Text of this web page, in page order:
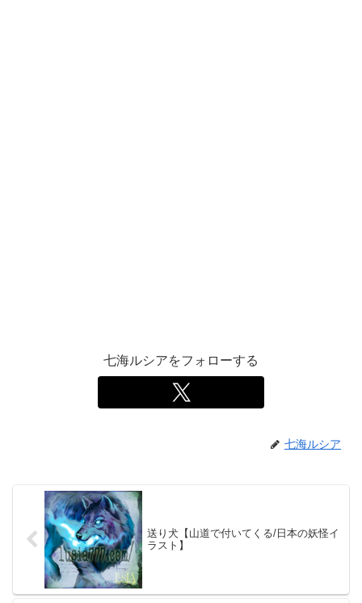
七海ルシアをフォローする
七海ルシア
送り犬【山道で付いてくる/日本の妖怪イ
ラスト】